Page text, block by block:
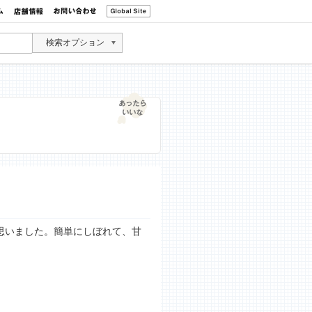
検索オプション
ました。簡単にしぼれて、甘